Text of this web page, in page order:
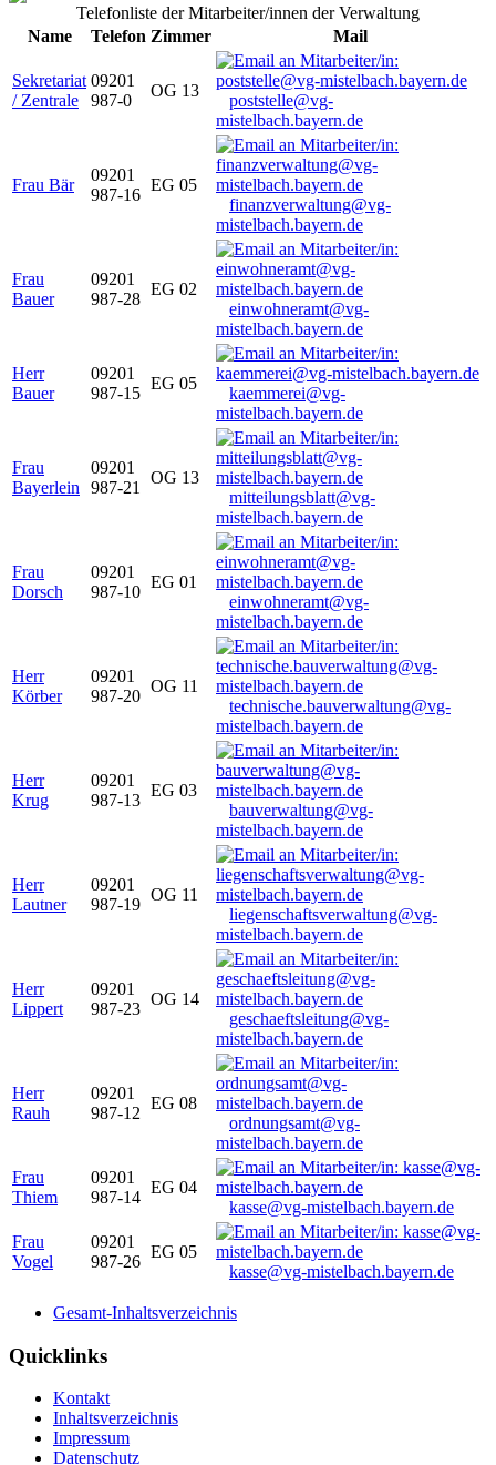
Telefonliste der Mitarbeiter/innen der Verwaltung
Name
Telefon Zimmer Mail
Sekretariat
/ Zentrale
09201
987-0
OG 13
poststelle@vg-
mistelbach.bayern.de
Frau Bär
09201
987-16
EG 05
finanzverwaltung@vg-
mistelbach.bayern.de
Frau
Bauer
09201
987-28
EG 02
einwohneramt@vg-
mistelbach.bayern.de
Herr
Bauer
09201
987-15
EG 05
kaemmerei@vg-
mistelbach.bayern.de
Frau
Bayerlein
09201
987-21
OG 13
mitteilungsblatt@vg-
mistelbach.bayern.de
Frau
Dorsch
09201
987-10
EG 01
einwohneramt@vg-
mistelbach.bayern.de
Herr
Körber
09201
987-20
OG 11
technische.bauverwaltung@vg-
mistelbach.bayern.de
Herr
Krug
09201
987-13
EG 03
bauverwaltung@vg-
mistelbach.bayern.de
Herr
Lautner
09201
987-19
OG 11
liegenschaftsverwaltung@vg-
mistelbach.bayern.de
Herr
Lippert
09201
987-23
OG 14
geschaeftsleitung@vg-
mistelbach.bayern.de
Herr
Rauh
09201
987-12
EG 08
ordnungsamt@vg-
mistelbach.bayern.de
Frau
Thiem
09201
987-14
EG 04
kasse@vg-mistelbach.bayern.de
Frau
Vogel
09201
987-26
EG 05
kasse@vg-mistelbach.bayern.de
Gesamt-Inhaltsverzeichnis
Quicklinks
Kontakt
Inhaltsverzeichnis
Impressum
Datenschutz